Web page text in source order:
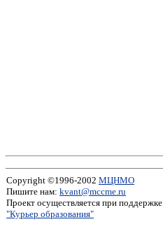
Copyright ©1996-2002 МЦНМО
Пишите нам: kvant@mccme.ru
Проект осуществляется при поддержке
"Курьер образования"